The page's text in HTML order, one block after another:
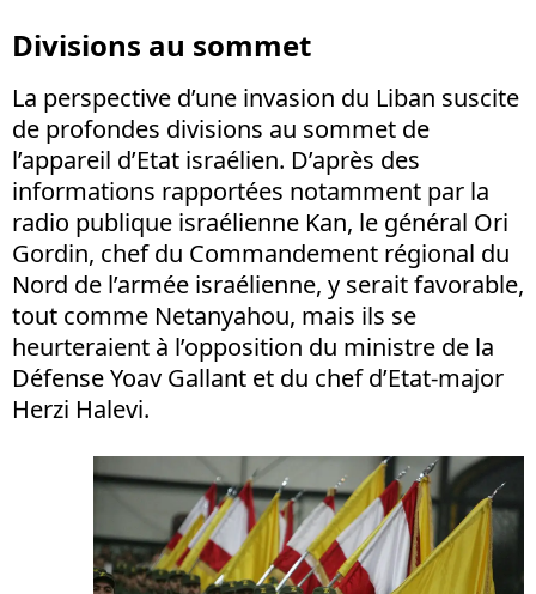
Divisions au sommet
La perspective d’une invasion du Liban suscite
de profondes divisions au sommet de
l’appareil d’Etat israélien. D’après des
informations rapportées notamment par la
radio publique israélienne Kan, le général Ori
Gordin, chef du Commandement régional du
Nord de l’armée israélienne, y serait favorable,
tout comme Netanyahou, mais ils se
heurteraient à l’opposition du ministre de la
Défense Yoav Gallant et du chef d’Etat-major
Herzi Halevi.